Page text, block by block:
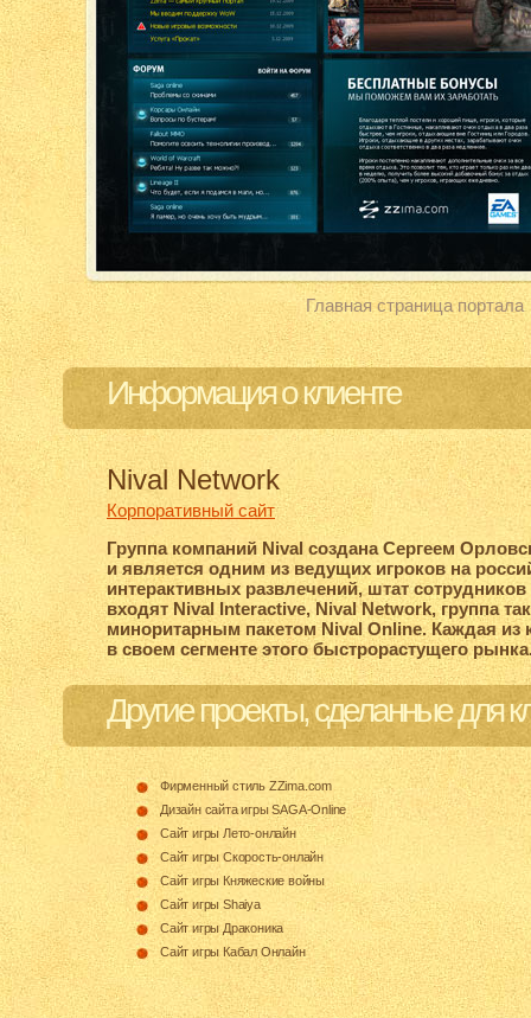
Главная страница портала
Информация о клиенте
Nival Network
Корпоративный сайт
Группа компаний Nival создана Сергеем
и является одним из ведущих игроков на
интерактивных развлечений, штат
входят Nival Interactive, Nival Network, группа
миноритарным пакетом Nival Online. Каждая из
в своем сегменте этого быстрорастущего
Другие проекты, сделанные для
Фирменный стиль ZZima.com
Дизайн сайта игрыSAGA-Online
Сайт игры Лето-онлайн
Сайт игры Скорость-онлайн
Сайт игры Княжеские войны
Сайт игры Shaiya
Сайт игры Драконика
Сайт игры Кабал Онлайн